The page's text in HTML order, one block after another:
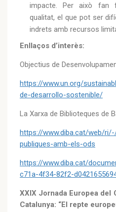
impacte. Per això fan
qualitat, el que pot ser
indrets amb recursos
Enllaços d’interès:
Objectius de
https://www.un.org/
de-desarrollo-sostenible/
La Xarxa de Biblioteques de
https://www.diba.cat/web/
publiques-amb-els-ods
https://www.diba.cat/
c71a-4f34-82f2-
XXIX Jornada Europea del
Catalunya: “El repte